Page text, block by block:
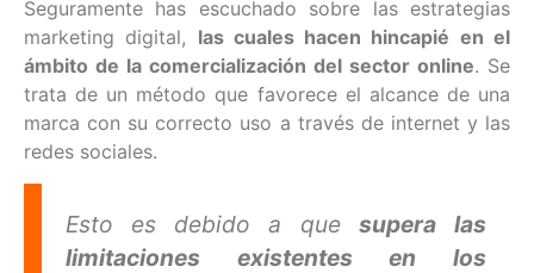
Seguramente has escuchado sobre las estrategias
marketing digital, las cuales hacen hincapié en el
ámbito de la comercialización del sector online. Se
trata de un método que favorece el alcance de una
marca con su correcto uso a través de internet y las
redes sociales.
Esto es debido a quesupera las
limitaciones existentes en los